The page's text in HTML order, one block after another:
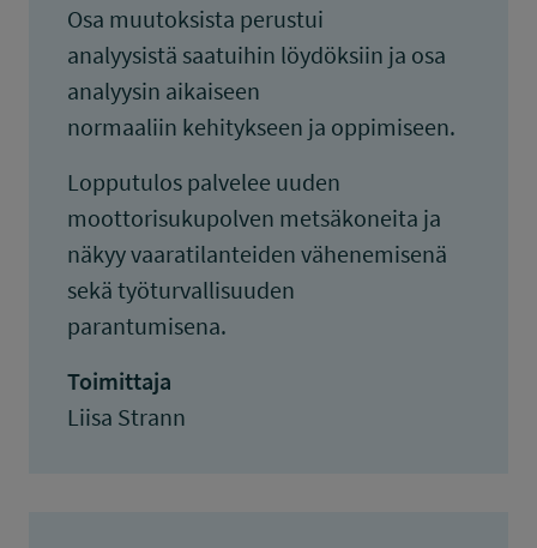
Osa muutoksista perustui
analyysistä saatuihin löydöksiin ja osa
analyysin aikaiseen
normaaliin kehitykseen ja oppimiseen.
Lopputulos palvelee uuden
moottorisukupolven metsäkoneita ja
näkyy vaaratilanteiden vähenemisenä
sekä työturvallisuuden
parantumisena.
Toimittaja
Liisa Strann